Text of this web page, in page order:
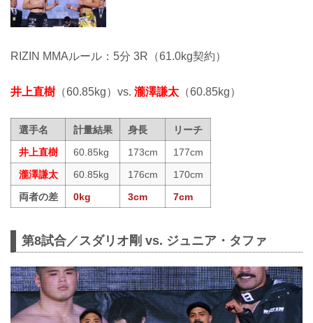
RIZIN MMAルール：5分 3R（61.0kg契約）
井上直樹 （60.85kg）vs. 瀧澤謙太 （60.85kg）
選手名 計量結果 身長
リーチ
井上直樹
60.85kg 173cm
177cm
瀧澤謙太
60.85kg 176cm
170cm
両者の差
0kg 3cm 7cm
第8試合／スダリオ剛 vs. ジュニア・タファ